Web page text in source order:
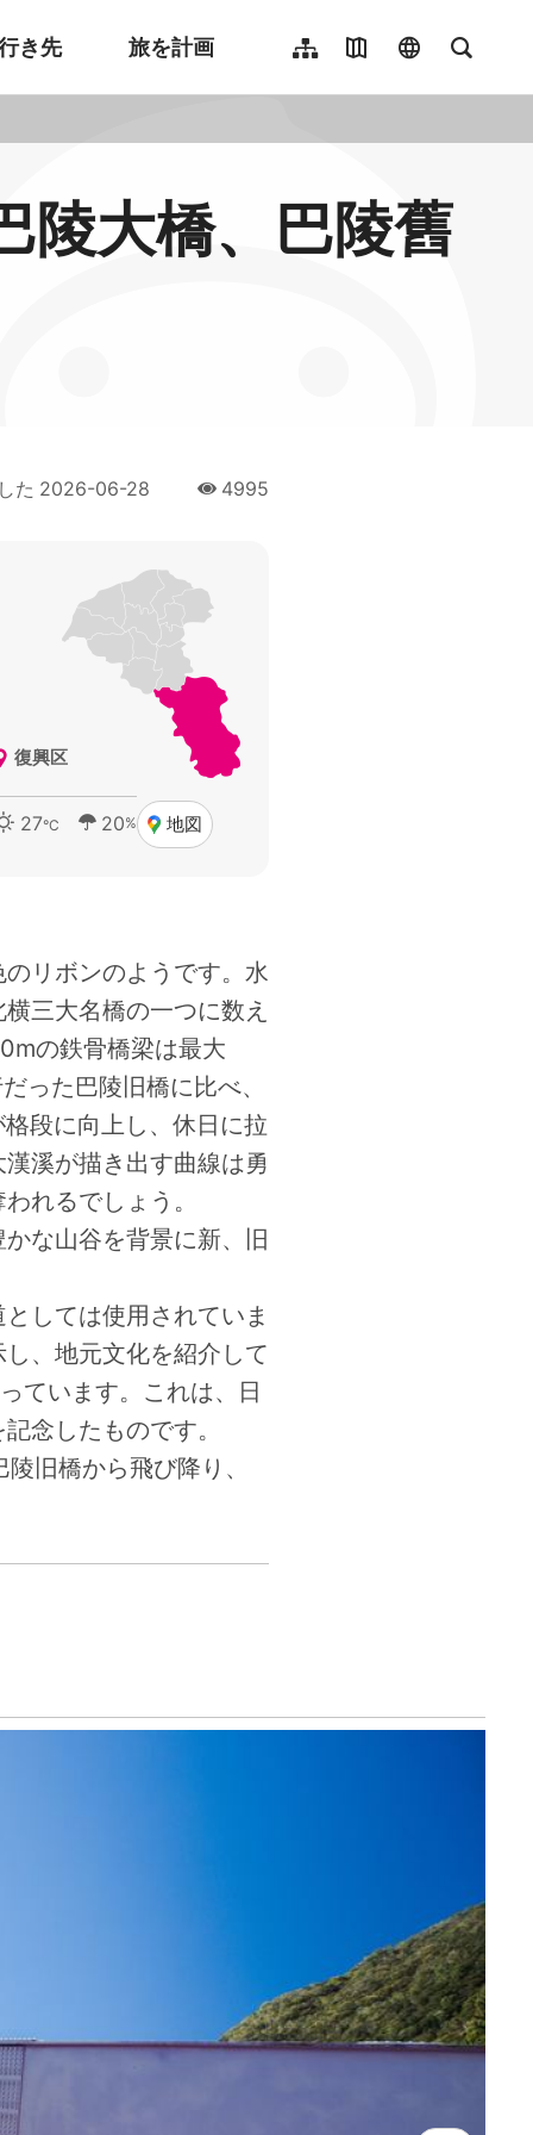
き先 旅を計画
サイトマップ
観光マップlanguage
English
簡體中文
Indonesia
全文検
陵大橋、巴陵舊
た 2026-06-28
人氣
4995
復興区
27°C 20% 地図
リボンのようです。水
三大名橋の一つに数え
の鉄骨橋梁は最大
った巴陵旧橋に比べ、
段に向上し、休日に拉
溪が描き出す曲線は勇
れるでしょう。
な山谷を背景に新、旧
しては使用されていま
、地元文化を紹介して
ています。これは、日
念したものです。
旧橋から飛び降り、